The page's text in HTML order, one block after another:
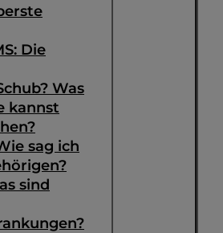
Die
Was
kannst
sag ich
sind